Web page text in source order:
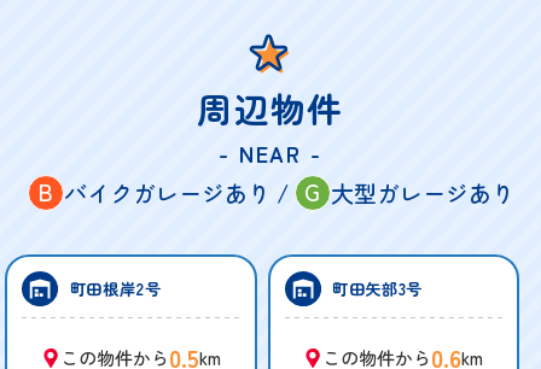
周辺物件
- NEAR -
B バイクガレージあり / G 大型ガレージあり
町田根岸2号
この物件から0.5km
町田矢部3号
この物件から0.6km